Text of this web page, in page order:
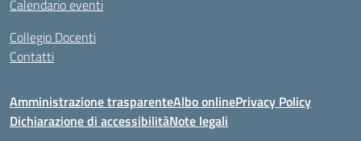
Calendario eventi
Collegio Docenti
Contatti
Amministrazione trasparenteAlbo onlinePrivacy Policy
Dichiarazione di accessibilitàNote legali